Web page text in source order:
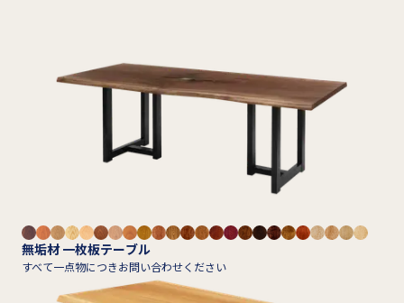
無垢材 一枚板テーブル
すべて一点物につきお問い合わせください